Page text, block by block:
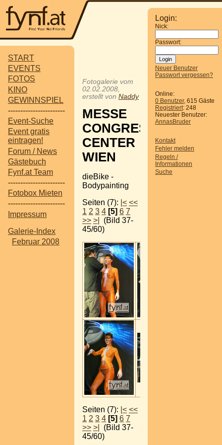
START
EVENTS
FOTOS
KINO
GEWINNSPIEL
-----------------------
Event-Suche
Event gratis
eintragen!
Forum / News
Gästebuch
Fynf.at Team
-----------------------
Fotobox Mieten
-----------------------
Impressum
Galerie-Index
Februar 2008
Login:
Nick:
Passwort:
Neuer Benutzer
Passwort vergessen?
Online:
0 Benutzer, 615 Gäste
Registriert: 248
Neuester Benutzer:
AnnasBruder
Kontakt
Fehler melden
Regeln /
Informationen
Suche
Fotogalerie vom
02.02.2008,
erstellt von Naddy
MESSE
CONGRESS
CENTER
WIEN
dieBike -
Bodypainting
Seiten (7): |< <<
1 2 3 4 [5] 6 7
>> >|
(Bild 37-
45/60)
Seiten (7): |< <<
1 2 3 4 [5] 6 7
>> >|
(Bild 37-
45/60)